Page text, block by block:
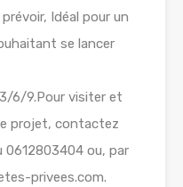
Idéal pour un
se lancer
6/9.Pour visiter et
projet, contactez
0612803404 ou, par
privees.com.